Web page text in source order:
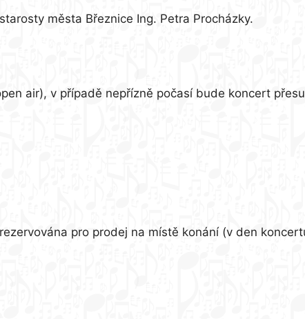
města Březnice Ing. Petra Procházky.
air), v případě nepřízně počasí bude koncert
pro prodej na místě konání (v den